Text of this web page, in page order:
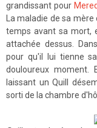
grandissant pour
La maladie de sa
temps avant sa mort,
attachée dessus.
pour qu'il lui tienne
douloureux moment.
laissant un Quill
sorti de la chambre